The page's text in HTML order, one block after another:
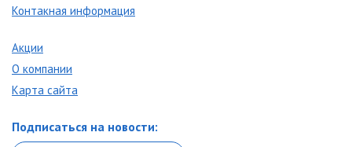
Контакная информация
Акции
О компании
Карта сайта
Подписаться на новости: